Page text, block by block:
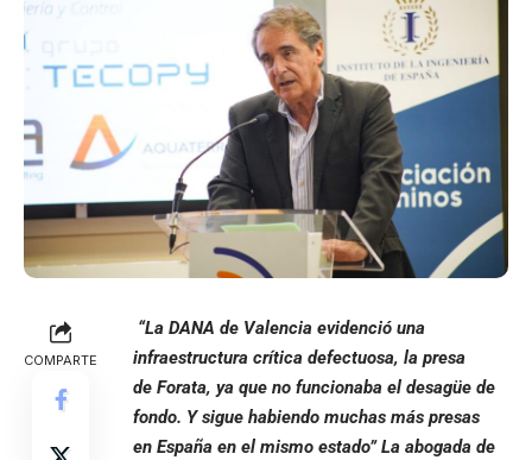
COMPARTE
“La DANA de Valencia evidenció una
infraestructura crítica defectuosa, la presa
de Forata, ya que no funcionaba el desagüe de
fondo. Y sigue habiendo muchas más presas
en España en el mismo estado” La abogada de